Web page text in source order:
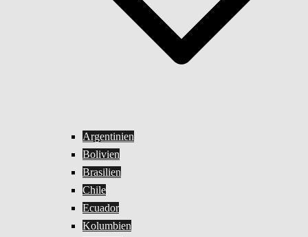
Argentinien
Bolivien
Brasilien
Chile
Ecuador
Kolumbien